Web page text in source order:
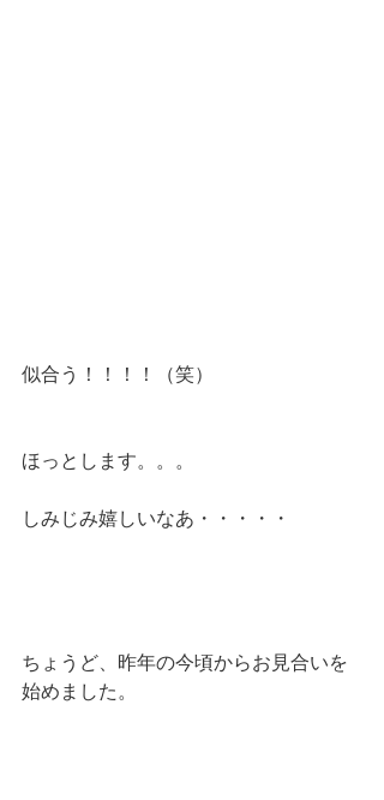
似合う！！！！（笑）
ほっとします。。。
しみじみ嬉しいなあ・・・・・
ちょうど、昨年の今頃からお見合いを
始めました。